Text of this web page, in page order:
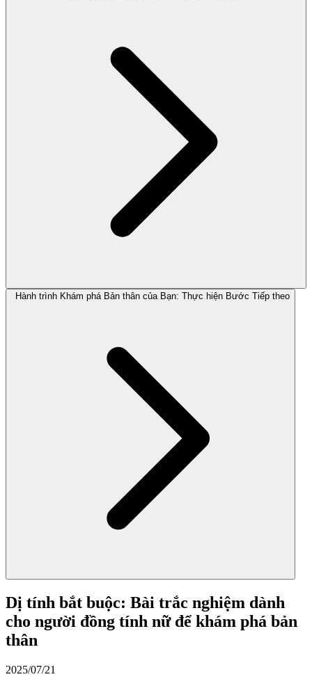
Hành trình Khám phá Bản thân của Bạn: Thực hiện Bước Tiếp theo
Dị tính bắt buộc: Bài trắc nghiệm dành
cho người đồng tính nữ để khám phá bản
thân
2025/07/21